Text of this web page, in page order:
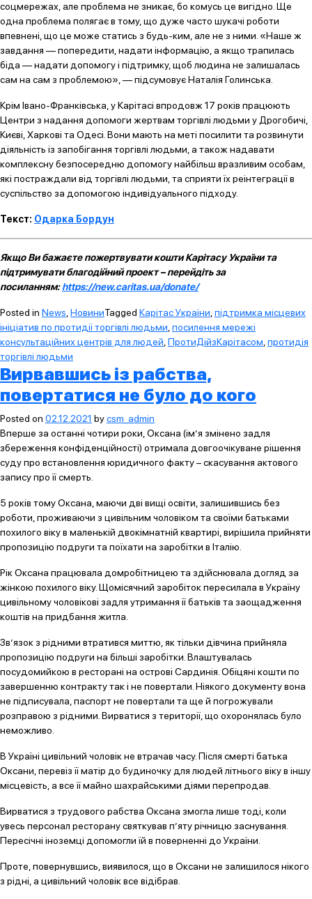
соцмережах, але проблема не зникає, бо комусь це вигідно. Ще
одна проблема полягає в тому, що дуже часто шукачі роботи
впевнені, що це може статись з будь-ким, але не з ними. «Наше ж
завдання — попередити, надати інформацію, а якщо трапилась
біда — надати допомогу і підтримку, щоб людина не залишалась
сам на сам з проблемою», — підсумовує Наталія Голинська.
Крім Івано-Франківська, у Карітасі впродовж 17 років працюють
Центри з надання допомоги жертвам торгівлі людьми у Дрогобичі,
Києві, Харкові та Одесі. Вони мають на меті посилити та розвинути
діяльність із запобігання торгівлі людьми, а також надавати
комплексну безпосередню допомогу найбільш вразливим особам,
які постраждали від торгівлі людьми, та сприяти їх реінтеграції в
суспільство за допомогою індивідуального підходу.
Текст: Одарка Бордун
Якщо Ви бажаєте пожертвувати кошти Карітасу України та
підтримувати благодійний проект – перейдіть за
посиланням:https://new.caritas.ua/donate/
Posted in News НовиниTagged Карітас України підтримка місцевих
ініціатив по протидії торгівлі людьми посилення мережі
консультаційних центрів для людей ПротиДійзКарітасом протидія
торгівлі людьми
Вирвавшись із рабства,
повертатися не було до кого
Posted on 02.12.2021 bycsm_admin
Вперше за останні чотири роки, Оксана (ім’я змінено задля
збереження конфіденційності) отримала довгоочікуване рішення
суду про встановлення юридичного факту – скасування актового
запису про її смерть.
5 років тому Оксана, маючи дві вищі освіти, залишившись без
роботи, проживаючи з цивільним чоловіком та своїми батьками
похилого віку в маленькій двокімнатній квартирі, вирішила прийняти
пропозицію подруги та поїхати на заробітки в Італію.
Рік Оксана працювала домробітницею та здійснювала догляд за
жінкою похилого віку. Щомісячний заробіток пересилала в Україну
цивільному чоловікові задля утримання її батьків та заощадження
коштів на придбання житла.
Зв’язок з рідними втратився миттю, як тільки дівчина прийняла
пропозицію подруги на більші заробітки. Влаштувалась
посудомийкою в ресторані на острові Сардинія. Обіцяні кошти по
завершенню контракту так і не повертали. Ніякого документу вона
не підписувала, паспорт не повертали та ще й погрожували
розправою з рідними. Вирватися з території, що охоронялась було
неможливо.
В Україні цивільний чоловік не втрачав часу. Після смерті батька
Оксани, перевіз її матір до будиночку для людей літнього віку в іншу
місцевість, а все її майно шахрайськими діями перепродав.
Вирватися з трудового рабства Оксана змогла лише тоді, коли
увесь персонал ресторану святкував п’яту річницю заснування.
Пересічні іноземці допомогли їй в поверненні до України.
Проте, повернувшись, виявилося, що в Оксани не залишилося нікого
з рідні, а цивільний чоловік все відібрав.